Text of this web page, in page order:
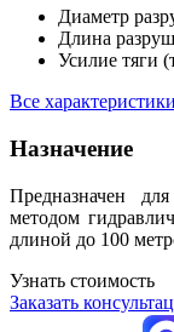
Диаметр
Длина
Усилие тяги
Все характеристики
Назначение
Предназначен
методом
длиной до 100
Узнать стоимость
Заказать